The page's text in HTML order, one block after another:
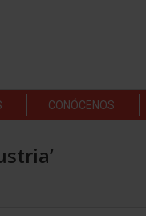
CONÓCENOS